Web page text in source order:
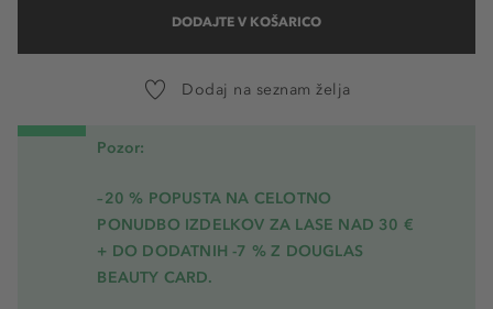
DODAJTE V KOŠARICO
Dodaj na seznam želja
Pozor:
–20 % POPUSTA NA CELOTNO
PONUDBO IZDELKOV ZA LASE NAD 30 €
+ DO DODATNIH -7 % Z DOUGLAS
BEAUTY CARD.